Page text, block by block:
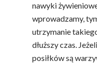
nawyki
wprowadzamy,
utrzymanie
dłuższy czas.
posiłków są